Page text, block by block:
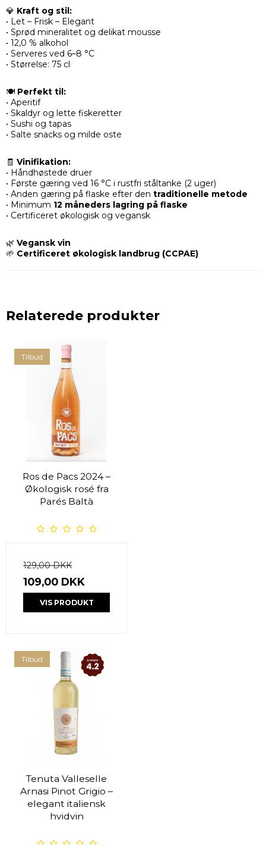
💎 Kraft og stil:
• Let – Frisk – Elegant
• Sprød mineralitet og delikat mousse
• 12,0 % alkohol
• Serveres ved 6–8 °C
• Størrelse: 75 cl
🍽️ Perfekt til:
• Aperitif
• Skaldyr og lette fiskeretter
• Sushi og tapas
• Salte snacks og milde oste
🧾 Vinifikation:
• Håndhøstede druer
• Første gæring ved 16 °C i rustfri ståltanke (2 uger)
• Anden gæring på flaske efter den traditionelle metode
• Minimum 12 måneders lagring på flaske
• Certificeret økologisk og vegansk
🌿 Vegansk vin
🌱 Certificeret økologisk landbrug (CCPAE)
Relaterede produkter
Tilbud
Ros de Pacs 2024 –
Økologisk rosé fra
Parés Baltà
129,00 DKK
109,00 DKK
VIS PRODUKT
Tilbud
Tenuta Valleselle
Arnasi Pinot Grigio –
elegant italiensk
hvidvin